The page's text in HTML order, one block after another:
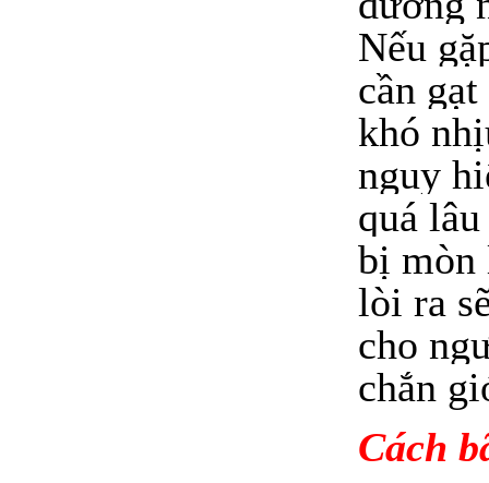
Nếu
cần
khó
nguy
quá
bị mòn
lòi ra
cho
chắn
Cách